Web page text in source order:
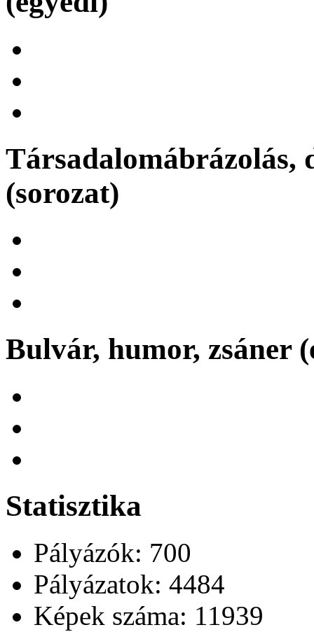
Társadalomábrázolás,
(sorozat)
Bulvár, humor, zsáner
Statisztika
Pályázók: 700
Pályázatok: 4484
Képek száma: 11939